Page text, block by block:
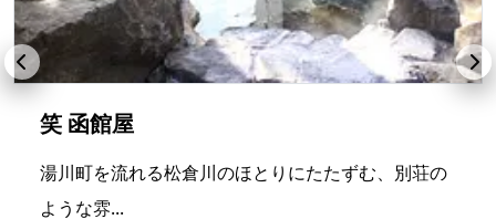
笑 函館屋
湯川町を流れる松倉川のほとりにたたずむ、別荘の
ような雰...